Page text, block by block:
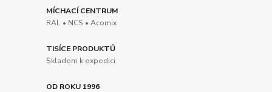
MÍCHACÍ CENTRUM
RAL • NCS • Acomix
TISÍCE PRODUKTŮ
Skladem k expedici
OD ROKU 1996